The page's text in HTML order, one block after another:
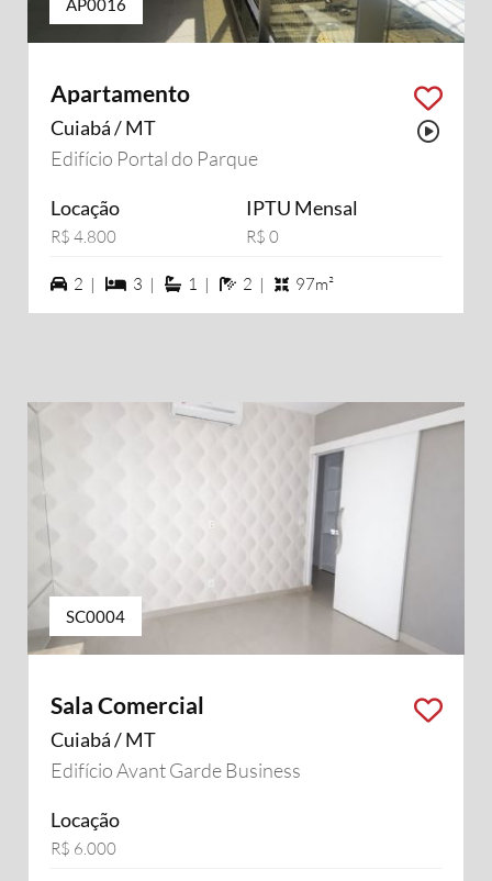
Apartamento
Cuiabá / MT
Edifício Portal do Parque
Locação
R$ 4.800
IPTU Mensal
R$ 0
2 vagas na garagem
2 | 3 dormiórios
3 | 1 suítes
1 | 2 banheiros
2 | 97m²
SC0004
Sala Comercial
Cuiabá / MT
Edifício Avant Garde Business
Locação
R$ 6.000